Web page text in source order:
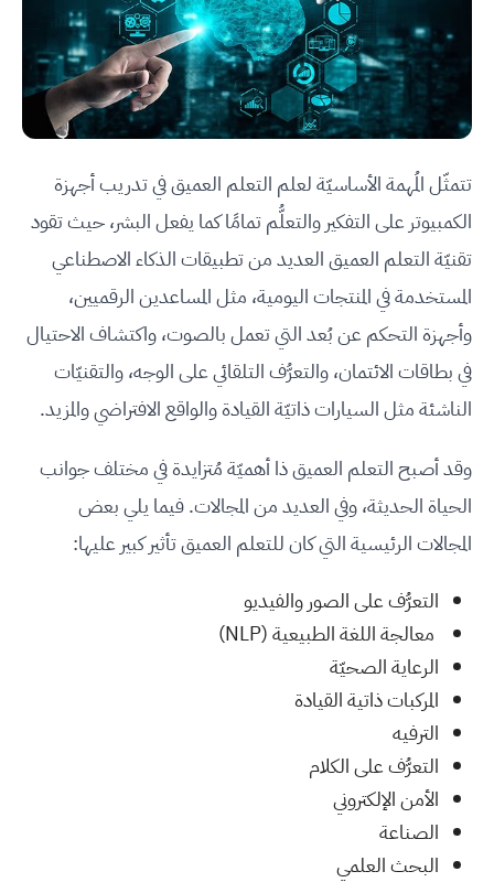
تتمثّل المُهمة الأساسيّة لعلم التعلم العميق في تدريب أجهزة
الكمبيوتر على التفكير والتعلُّم تمامًا كما يفعل البشر، حيث تقود
تقنيّة التعلم العميق العديد من تطبيقات الذكاء الاصطناعي
المستخدمة في المنتجات اليومية، مثل المساعدين الرقميين،
وأجهزة التحكم عن بُعد التي تعمل بالصوت، واكتشاف الاحتيال
في بطاقات الائتمان، والتعرُّف التلقائي على الوجه، والتقنيّات
الناشئة مثل السيارات ذاتيّة القيادة والواقع الافتراضي والمزيد.
وقد أصبح التعلم العميق ذا أهميّة مُتزايدة في مختلف جوانب
الحياة الحديثة، وفي العديد من المجالات. فيما يلي بعض
المجالات الرئيسية التي كان للتعلم العميق تأثير كبير عليها:
التعرُّف على الصور والفيديو
معالجة اللغة الطبيعية (NLP)
الرعاية الصحيّة
المركبات ذاتية القيادة
الترفيه
التعرُّف على الكلام
الأمن الإلكتروني
الصناعة
البحث العلمي